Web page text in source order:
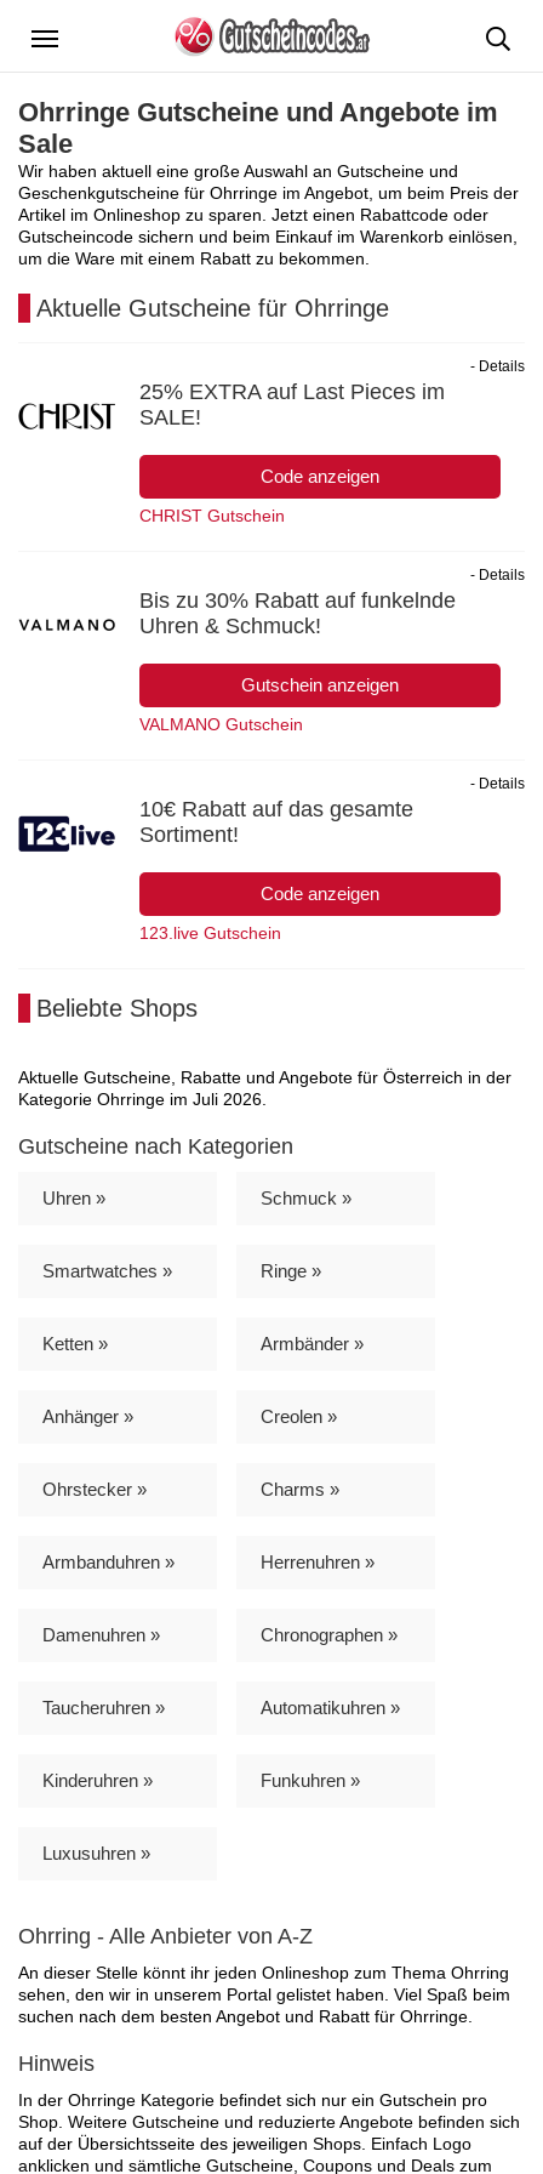
Menü
Ohrringe Gutscheine und Angebote im
Sale
Wir haben aktuell eine große Auswahl an Gutscheine und
Geschenkgutscheine für Ohrringe im Angebot, um beim Preis der
Artikel im Onlineshop zu sparen. Jetzt einen Rabattcode oder
Gutscheincode sichern und beim Einkauf im Warenkorb einlösen,
um die Ware mit einem Rabatt zu bekommen.
Aktuelle Gutscheine für Ohrringe
25% EXTRA auf Last Pieces im
SALE!
Code anzeigen
- Details
CHRIST Gutschein
Bis zu 30% Rabatt auf funkelnde
Uhren & Schmuck!
Gutschein anzeigen
- Details
VALMANO Gutschein
10€ Rabatt auf das gesamte
Sortiment!
Code anzeigen
- Details
123.live Gutschein
Beliebte Shops
Aktuelle Gutscheine, Rabatte und Angebote für Österreich in der
Kategorie Ohrringe im Juli 2026.
Gutscheine nach Kategorien
Uhren » Schmuck »
Smartwatches » Ringe »
Ketten » Armbänder »
Anhänger » Creolen »
Ohrstecker » Charms »
Armbanduhren » Herrenuhren »
Damenuhren » Chronographen »
Taucheruhren » Automatikuhren »
Kinderuhren » Funkuhren »
Luxusuhren »
Ohrring - Alle Anbieter von A-Z
An dieser Stelle könnt ihr jeden Onlineshop zum Thema Ohrring
sehen, den wir in unserem Portal gelistet haben. Viel Spaß beim
suchen nach dem besten Angebot und Rabatt für Ohrringe.
Hinweis
In der Ohrringe Kategorie befindet sich nur ein Gutschein pro
Shop. Weitere Gutscheine und reduzierte Angebote befinden sich
auf der Übersichtsseite des jeweiligen Shops. Einfach Logo
anklicken und sämtliche Gutscheine, Coupons und Deals zum